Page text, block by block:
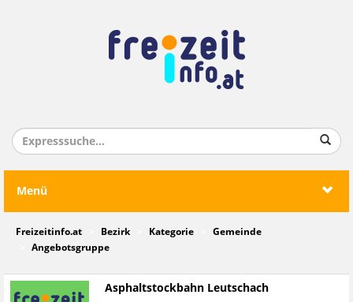
Menü
Freizeitinfo.at Bezirk Kategorie
Gemeinde
Angebotsgruppe
Asphaltstockbahn Leutschach